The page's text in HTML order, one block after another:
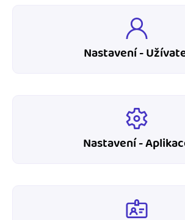
Nastavení -
Nastavení -